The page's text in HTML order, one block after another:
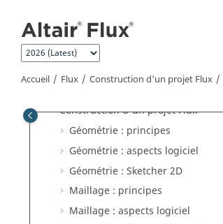
Accueil Flux Construction d'un projet Flux
Vidéos Altair Flux
Superviseur Flux
Construction d'un projet Flux
Géométrie : principes
Géométrie : aspects logiciel
Géométrie : Sketcher 2D
Maillage : principes
Maillage : aspects logiciel